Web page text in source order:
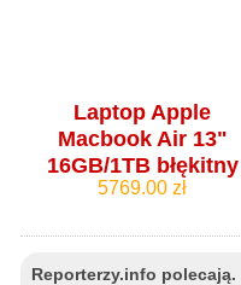
Laptop Apple
Macbook Air 13"
16GB/1TB błękitny
5769.00 zł
Reporterzy.info polecają.